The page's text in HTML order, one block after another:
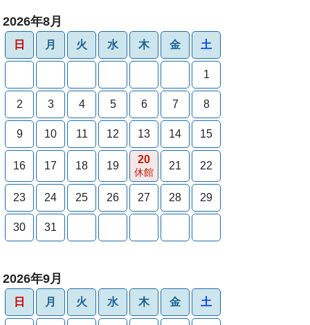
2026年8月
日 月 火 水 木 金 土
1
2 3 4 5 6 7 8
9 10 11 12 13 14 15
16 17 18 19
20
休館
21 22
23 24 25 26 27 28 29
30 31
2026年9月
日 月 火 水 木 金 土